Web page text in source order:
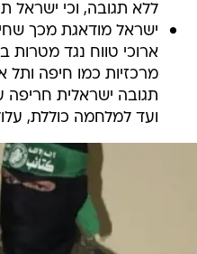
ללא תגובה, וכי ישראל
ישראל מודאגת מכך
ארוכי טווח נגד מטרות
מרכזיות כמו חיפה ותל
תגובה ישראלית חריפה
ועד למלחמה כוללת,